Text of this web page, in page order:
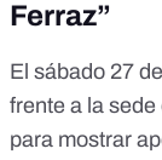
Ferraz”
El sábado 27
frente a la
para mostrar